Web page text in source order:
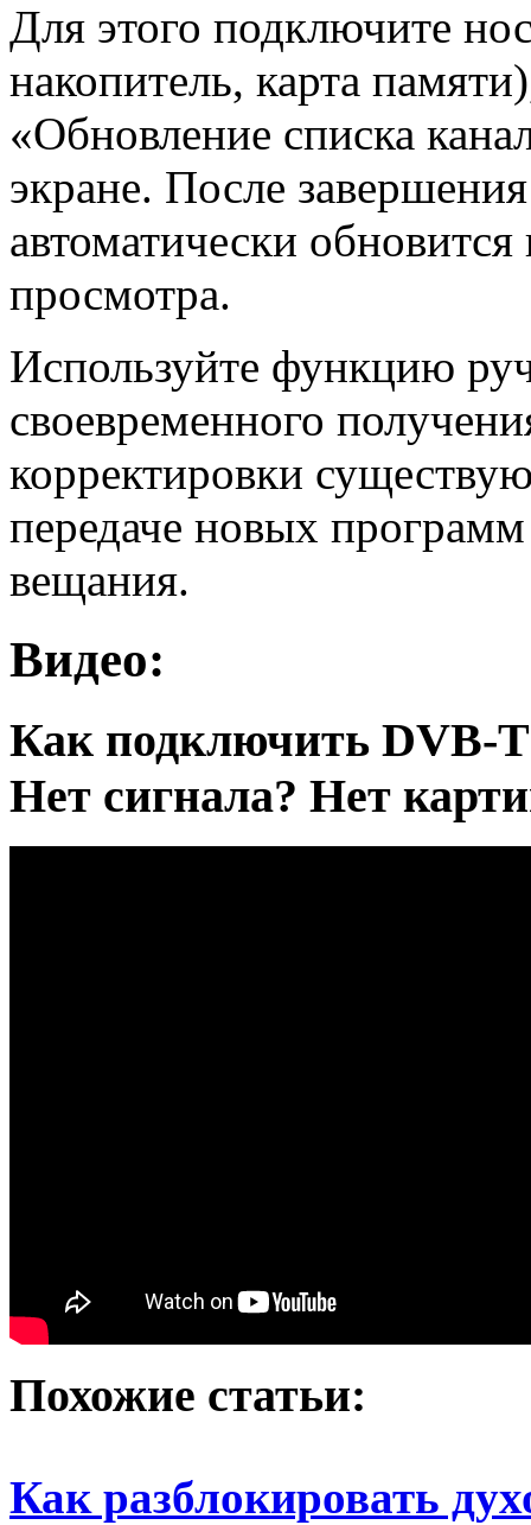
Для этого подключите
накопитель, карта
«Обновление списка
экране. После
автоматически
просмотра.
Используйте функцию
своевременного
корректировки
передаче новых
вещания.
Видео:
Как подключить DVB-
Нет сигнала? Нет
Похожие статьи:
Как разблокировать